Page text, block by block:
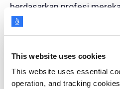
This website uses cookies
This website uses essential
operation, and tracking
berdasarkan profesi
untuk memenuhi
membantu perusahaan
aspirasi unik dari berbagai
Misalnya, ketika pengguna